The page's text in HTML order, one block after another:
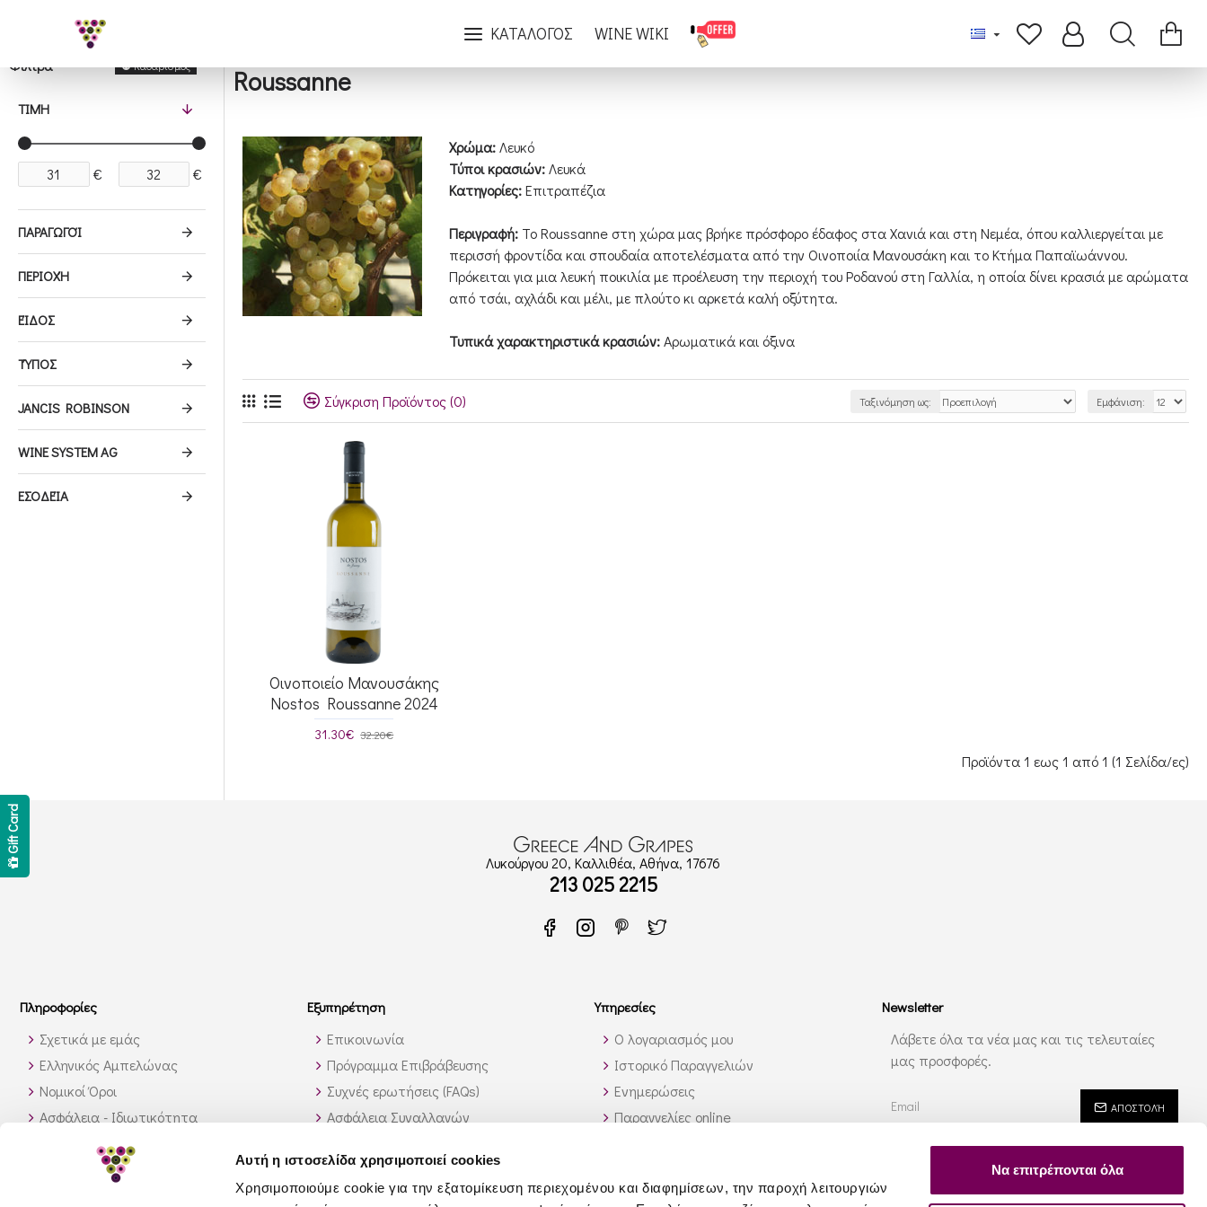
Αυτή η ιστοσελίδα χρησιμοποιεί cookies
Χρησιμοποιούμε cookie για την εξατομίκευση περιεχομένου και διαφημίσεων, την παροχή λειτουργιών
Να επιτρέπονται όλα
ΚΑΤΑΛΟΓΟΣ WINE WIKI
Φίλτρα Καθαρισμός
ΤΙΜΉ
€ €
ΠΑΡΑΓΩΓΟΊ
WINE SYSTEM AG
JANCIS ROBINSON
ΕΣΟΔΕΊΑ
ΕΊΔΟΣ
ΤΎΠΟΣ
ΠΕΡΙΟΧΉ
Roussanne
Χρώμα:Λευκό
Τύποι κρασιών:Λευκά
Κατηγορίες:Επιτραπέζια
Περιγραφή: Το Roussanne στη χώρα μας βρήκε πρόσφορο έδαφος στα Χανιά και στη Νεμέα, όπου καλλιεργείται με
περισσή φροντίδα και σπουδαία αποτελέσματα από την Οινοποιία Μανουσάκη και το Κτήμα Παπαϊωάννου.
Πρόκειται για μια λευκή ποικιλία με προέλευση την περιοχή του Ροδανού στη Γαλλία, η οποία δίνει κρασιά με αρώματα
από τσάι, αχλάδι και μέλι, με πλούτο κι αρκετά καλή οξύτητα.
Τυπικά χαρακτηριστικά κρασιών:Αρωματικά και όξινα
Σύγκριση Προϊόντος (0) Ταξινόμηση ως: Εμφάνιση:
Οινοποιείο Μανουσάκης
Nostos Roussanne 2024
31.30€ 32.20€
Προϊόντα 1 εως 1 από 1 (1 Σελίδα/ες)
Gift Card
Λυκούργου 20, Καλλιθέα, Αθήνα, 17676
213 025 2215
Πληροφορίες
Σχετικά με εμάς
Ελληνικός Αμπελώνας
Νομικοί Όροι
Ασφάλεια - Ιδιωτικότητα
Τρόποι Αποστολής
Διαθεσιμότητα προϊόντων
Εξυπηρέτηση
Επικοινωνία
Πρόγραμμα Επιβράβευσης
Συχνές ερωτήσεις (FAQs)
Ασφάλεια Συναλλαγών
Πως θα βρώ αυτό που ψάχνω;
Υπηρεσίες
Ο λογαριασμός μου
Ιστορικό Παραγγελιών
Ενημερώσεις
Παραγγελίες online
Συνεργάτες
Newsletter
Λάβετε όλα τα νέα μας και τις τελευταίες
μας προσφορές.
ΑΠΟΣΤΟΛΉ